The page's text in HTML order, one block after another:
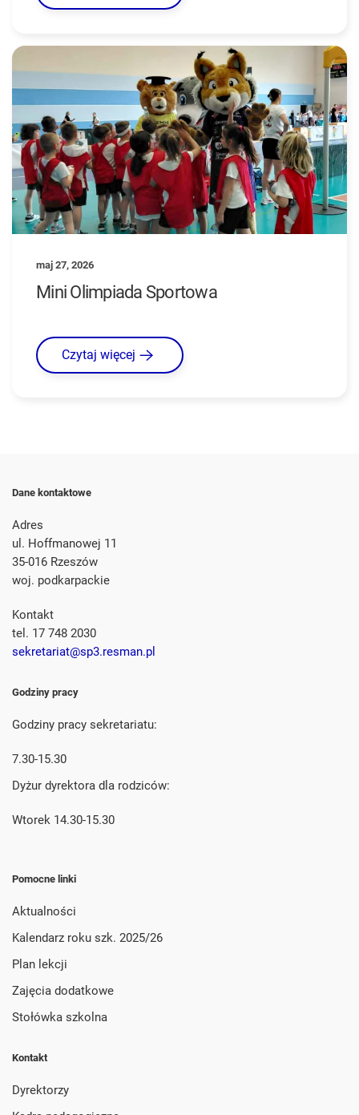
maj 27, 2026
Mini Olimpiada Sportowa
Czytaj więcej
Dane kontaktowe
Adres
ul. Hoffmanowej 11
35-016 Rzeszów
woj. podkarpackie
Kontakt
tel. 17 748 2030
sekretariat@sp3.resman.pl
Godziny pracy
Godziny pracy sekretariatu:
7.30-15.30
Dyżur dyrektora dla rodziców:
Wtorek 14.30-15.30
Pomocne linki
Aktualności
Kalendarz roku szk. 2025/26
Plan lekcji
Zajęcia dodatkowe
Stołówka szkolna
Kontakt
Dyrektorzy